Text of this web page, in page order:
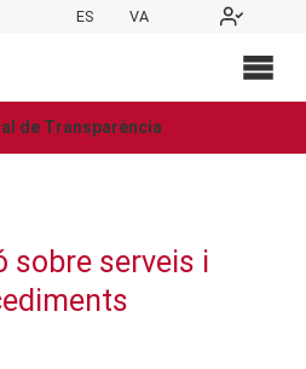
ES VA
de Transparència